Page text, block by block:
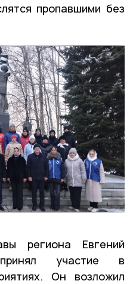
пропавшими без
региона Евгений
участие в
Он возложил